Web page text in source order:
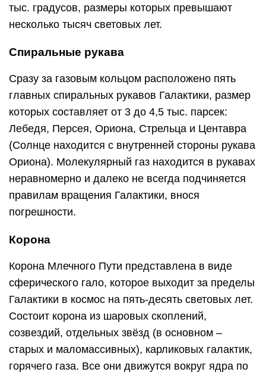
тыс. градусов, размеры которых превышают
несколько тысяч световых лет.
Спиральные рукава
Сразу за газовым кольцом расположено пять
главных спиральных рукавов Галактики, размер
которых составляет от 3 до 4,5 тыс. парсек:
Лебедя, Персея, Ориона, Стрельца и Центавра
(Солнце находится с внутренней стороны рукава
Ориона). Молекулярный газ находится в рукавах
неравномерно и далеко не всегда подчиняется
правилам вращения Галактики, внося
погрешности.
Корона
Корона Млечного Пути представлена в виде
сферического гало, которое выходит за пределы
Галактики в космос на пять-десять световых лет.
Состоит корона из шаровых скоплений,
созвездий, отдельных звёзд (в основном –
старых и маломассивных), карликовых галактик,
горячего газа. Все они движутся вокруг ядра по